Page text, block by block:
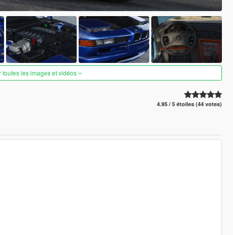
toutes les images et vidéos
4.95 / 5 étoiles (44 votes)